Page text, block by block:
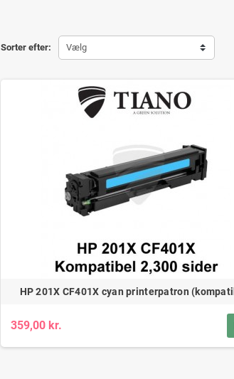
Sorter efter: Vælg
HP 201X CF401X cyan printerpatron
359,00 kr.